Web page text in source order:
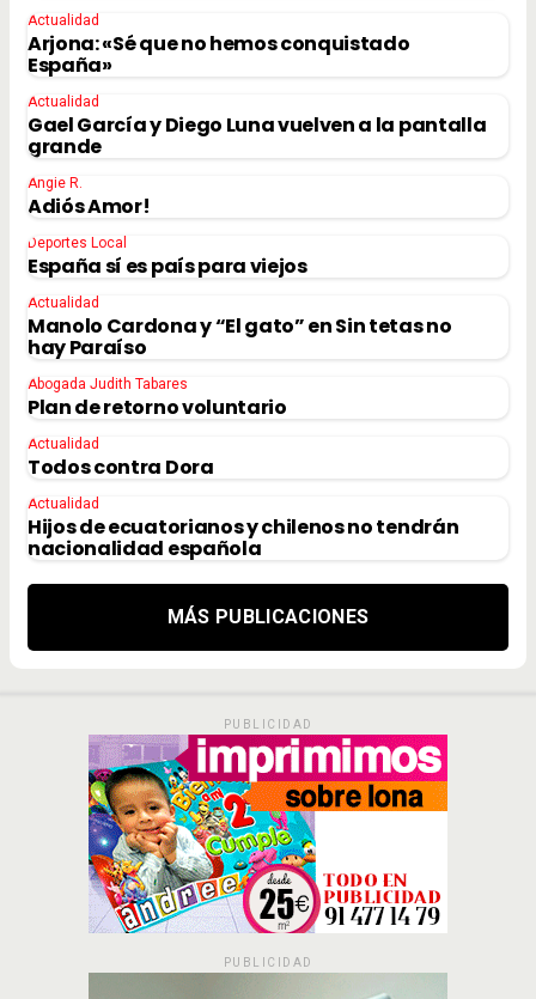
Actualidad
Arjona: «Sé que no hemos conquistado
España»
Actualidad
Gael García y Diego Luna vuelven a la pantalla
grande
Angie R.
Adiós Amor!
Deportes Local
España sí es país para viejos
Actualidad
Manolo Cardona y “El gato” en Sin tetas no
hay Paraíso
Abogada Judith Tabares
Plan de retorno voluntario
Actualidad
Todos contra Dora
Actualidad
Hijos de ecuatorianos y chilenos no tendrán
nacionalidad española
MÁS PUBLICACIONES
PUBLICIDAD
PUBLICIDAD